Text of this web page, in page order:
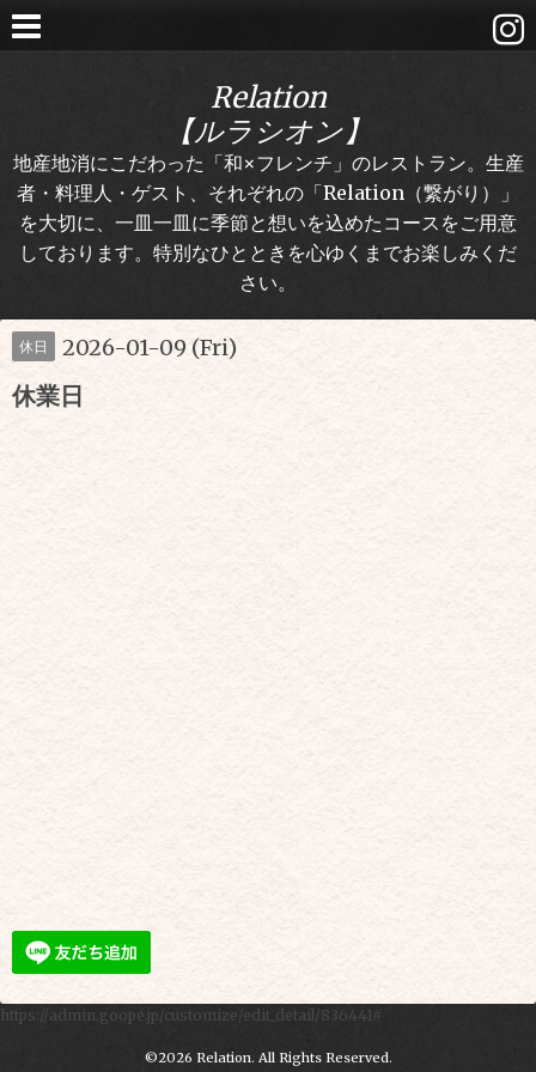
Relation
【ルラシオン】
地産地消にこだわった「和×フレンチ」のレストラン。生産
者・料理人・ゲスト、それぞれの「Relation（繋がり）」
を大切に、一皿一皿に季節と想いを込めたコースをご用意
しております。特別なひとときを心ゆくまでお楽しみくだ
さい。
休日 2026-01-09 (Fri)
休業日
https://admin.goope.jp/customize/edit_detail/836441#
©2026 Relation. All Rights Reserved.